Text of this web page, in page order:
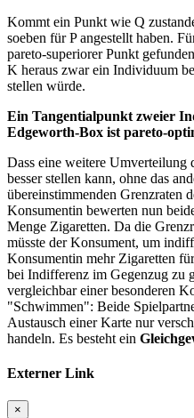
Kommt ein Punkt wie Q
soeben für P angestellt haben.
pareto-superiorer Punkt
K heraus zwar ein Individuum
stellen würde.
Ein Tangentialpunkt zweier
Edgeworth-Box ist pareto-
Dass eine weitere
besser stellen kann, ohne das
übereinstimmenden Grenzraten
Konsumentin bewerten nun
Menge Zigaretten. Da die
müsste der Konsument, um
Konsumentin mehr Zigaretten
bei Indifferenz im Gegenzug zu
vergleichbar einer besonderen
"Schwimmen": Beide
Austausch einer Karte nur
handeln. Es besteht ein
Externer Link
×